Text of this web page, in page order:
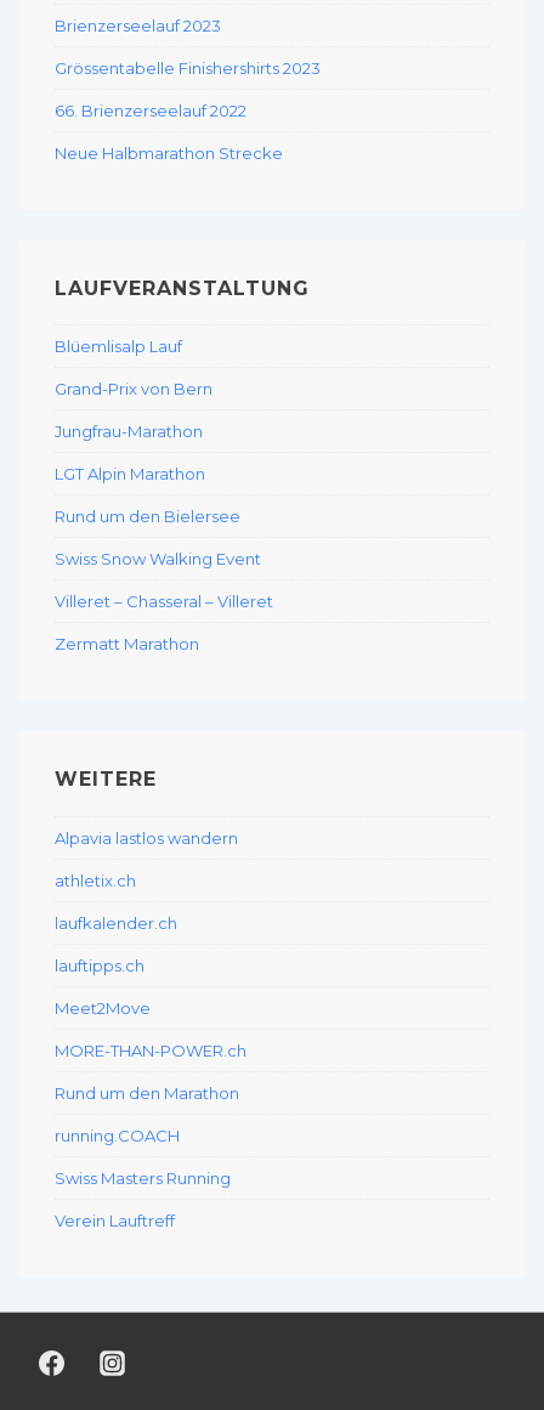
Brienzerseelauf 2023
Grössentabelle Finishershirts 2023
66. Brienzerseelauf 2022
Neue Halbmarathon Strecke
LAUFVERANSTALTUNG
Blüemlisalp Lauf
Grand-Prix von Bern
Jungfrau-Marathon
LGT Alpin Marathon
Rund um den Bielersee
Swiss Snow Walking Event
Villeret – Chasseral – Villeret
Zermatt Marathon
WEITERE
Alpavia lastlos wandern
athletix.ch
laufkalender.ch
lauftipps.ch
Meet2Move
MORE-THAN-POWER.ch
Rund um den Marathon
running.COACH
Swiss Masters Running
Verein Lauftreff